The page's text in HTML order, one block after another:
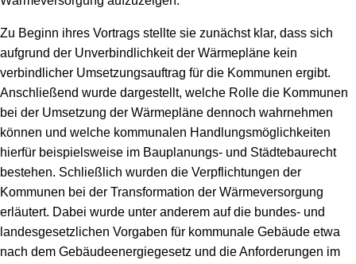
Zu Beginn ihres Vortrags stellte sie zunächst klar, dass sich
aufgrund der Unverbindlichkeit der Wärmepläne kein
verbindlicher Umsetzungsauftrag für die Kommunen ergibt.
Anschließend wurde dargestellt, welche Rolle die Kommunen
bei der Umsetzung der Wärmepläne dennoch wahrnehmen
können und welche kommunalen Handlungsmöglichkeiten
hierfür beispielsweise im Bauplanungs- und Städtebaurecht
bestehen. Schließlich wurden die Verpflichtungen der
Kommunen bei der Transformation der Wärmeversorgung
erläutert. Dabei wurde unter anderem auf die bundes- und
landesgesetzlichen Vorgaben für kommunale Gebäude etwa
nach dem Gebäudeenergiegesetz und die Anforderungen im